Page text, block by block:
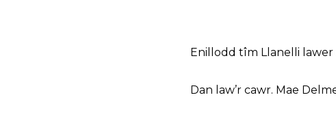
Enillodd tîm Llanelli lawer
Dan law’r cawr. Mae